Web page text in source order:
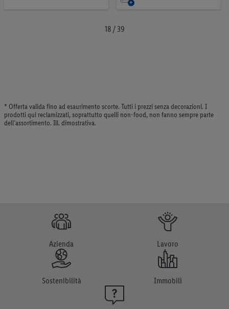
18 / 39
* Offerta valida fino ad esaurimento scorte. Tutti i prezzi senza decorazioni. I
prodotti qui reclamizzati, soprattutto quelli non-food, non fanno sempre parte
dell’assortimento. Ill. dimostrativa.
Azienda Lavoro
Sostenibilità Immobili